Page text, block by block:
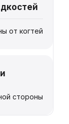
от когтей
стороны